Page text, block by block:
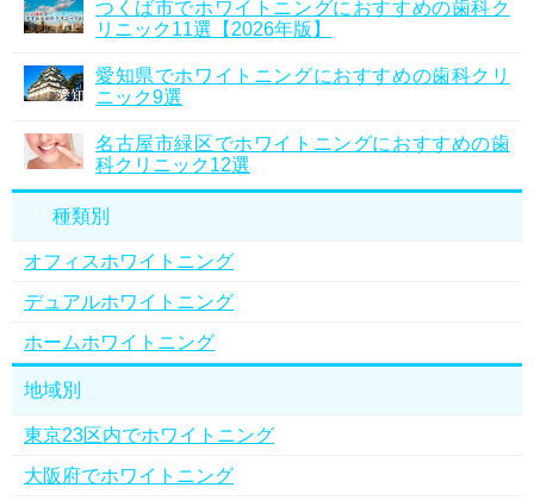
つくば市でホワイトニングにおすすめの歯科ク
リニック11選【2026年版】
愛知県でホワイトニングにおすすめの歯科クリ
ニック9選
名古屋市緑区でホワイトニングにおすすめの歯
科クリニック12選
種類別
オフィスホワイトニング
デュアルホワイトニング
ホームホワイトニング
地域別
東京23区内でホワイトニング
大阪府でホワイトニング